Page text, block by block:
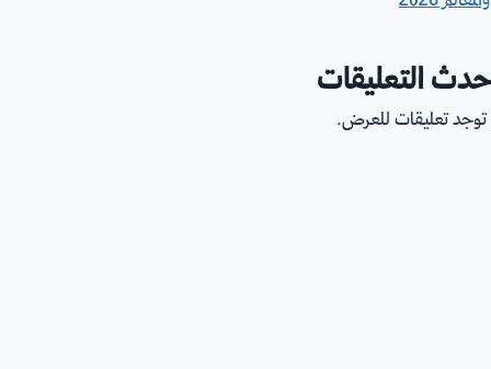
التعليقات
توجد تعليقات للعرض.